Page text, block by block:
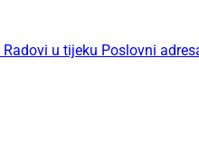
Radovi u tijeku Poslovni